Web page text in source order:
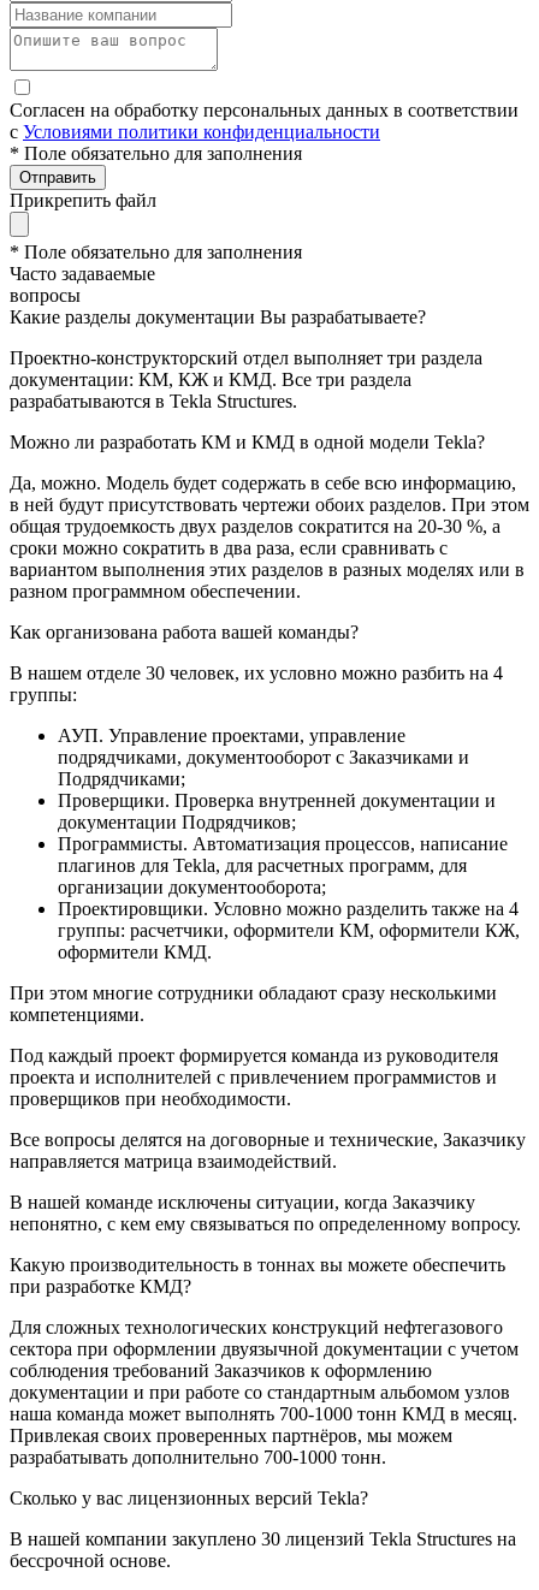
Согласен на обработку персональных данных в соответствии
с Условиями политики конфиденциальности
* Поле обязательно для заполнения
Отправить
Прикрепить файл
* Поле обязательно для заполнения
Часто задаваемые
вопросы
Какие разделы документации Вы разрабатываете?
Проектно-конструкторский отдел выполняет три раздела
документации: КМ, КЖ и КМД. Все три раздела
разрабатываются в Tekla Structures.
Можно ли разработать КМ и КМД в одной модели Tekla?
Да, можно. Модель будет содержать в себе всю информацию,
в ней будут присутствовать чертежи обоих разделов. При этом
общая трудоемкость двух разделов сократится на 20-30 %, а
сроки можно сократить в два раза, если сравнивать с
вариантом выполнения этих разделов в разных моделях или в
разном программном обеспечении.
Как организована работа вашей команды?
В нашем отделе 30 человек, их условно можно разбить на 4
группы:
АУП. Управление проектами, управление
подрядчиками, документооборот с Заказчиками и
Подрядчиками;
Проверщики. Проверка внутренней документации и
документации Подрядчиков;
Программисты. Автоматизация процессов, написание
плагинов для Tekla, для расчетных программ, для
организации документооборота;
Проектировщики. Условно можно разделить также на 4
группы: расчетчики, оформители КМ, оформители КЖ,
оформители КМД.
При этом многие сотрудники обладают сразу несколькими
компетенциями.
Под каждый проект формируется команда из руководителя
проекта и исполнителей с привлечением программистов и
проверщиков при необходимости.
Все вопросы делятся на договорные и технические, Заказчику
направляется матрица взаимодействий.
В нашей команде исключены ситуации, когда Заказчику
непонятно, с кем ему связываться по определенному вопросу.
Какую производительность в тоннах вы можете обеспечить
при разработке КМД?
Для сложных технологических конструкций нефтегазового
сектора при оформлении двуязычной документации с учетом
соблюдения требований Заказчиков к оформлению
документации и при работе со стандартным альбомом узлов
наша команда может выполнять 700-1000 тонн КМД в месяц.
Привлекая своих проверенных партнёров, мы можем
разрабатывать дополнительно 700-1000 тонн.
Сколько у вас лицензионных версий Tekla?
В нашей компании закуплено 30 лицензий Tekla Structures на
бессрочной основе.